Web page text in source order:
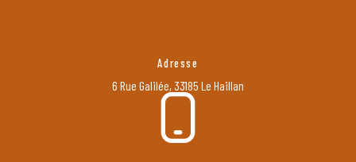
Adresse
6 Rue Galilée, 33185 Le Haillan